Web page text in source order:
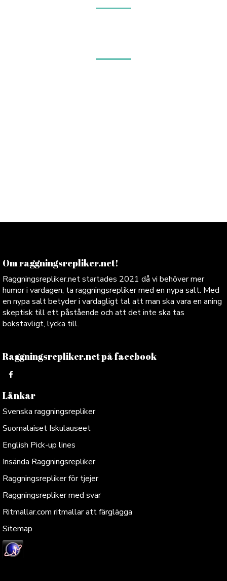
Om raggningsrepliker.net!
Raggningsrepliker.net startades 2021 då vi behöver mer
humor i vardagen, ta raggningsrepliker med en nypa salt. Med
en nypa salt betyder i vardagligt tal att man ska vara en aning
skeptisk till ett påstående och att det inte ska tas
bokstavligt, lycka till.
Raggningsrepliker.net på facebook
Länkar
Svenska raggningsrepliker
Suomalaiset Iskulauseet
English Pick-up lines
Insända Raggningsrepliker
Raggningsrepliker för tjejer
Raggningsrepliker med svar
Ritmallar.com ritmallar att färglägga
Sitemap